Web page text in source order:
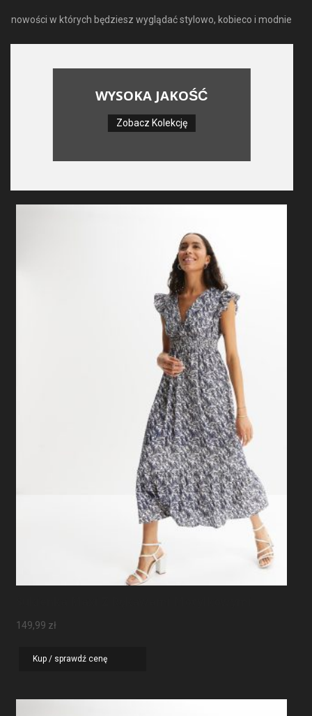
nowości w których będziesz wyglądać stylowo, kobieco i modnie
WYSOKA JAKOŚĆ
Zobacz Kolekcję
149,99 zł
Kup / sprawdź cenę